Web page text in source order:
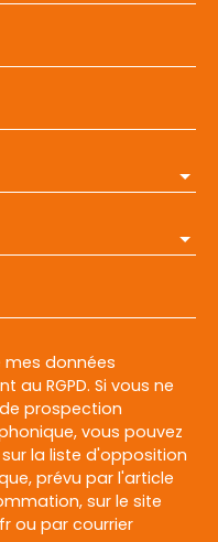
données
RGPD. Si vous ne
prospection
vous pouvez
la liste d'opposition
prévu par l'article
sur le site
ou par courrier